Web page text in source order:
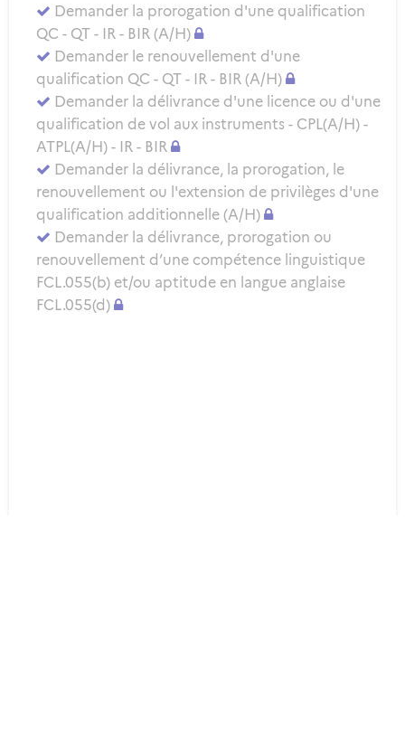
Demander la prorogation d'une qualification
QC - QT - IR - BIR (A/H)
Demander le renouvellement d'une
qualification QC - QT - IR - BIR (A/H)
Demander la délivrance d'une licence ou d'une
qualification de vol aux instruments - CPL(A/H) -
ATPL(A/H) - IR - BIR
Demander la délivrance, la prorogation, le
renouvellement ou l'extension de privilèges d'une
qualification additionnelle (A/H)
Demander la délivrance, prorogation ou
renouvellement d’une compétence linguistique
FCL.055(b) et/ou aptitude en langue anglaise
FCL.055(d)